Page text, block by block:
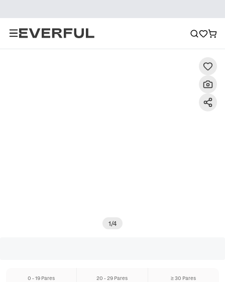
1/4
0 - 19 Pares 20 - 29 Pares ≥ 30 Pares